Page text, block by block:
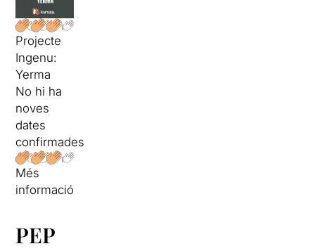
Projecte
Ingenu:
Yerma
No hi ha
noves
dates
confirmades
Més
informació
PEP